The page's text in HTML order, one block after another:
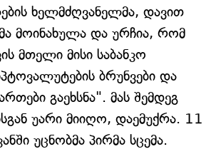
ხელმძღვანელმა, დავით
მოინახულა და ურჩია, რომ
მთელი მისი საბანკო
ბრუნვები და
გაეხსნა". მას შემდეგ
უარი მიიღო, დაემუქრა. 11
უცნობმა პირმა სცემა.